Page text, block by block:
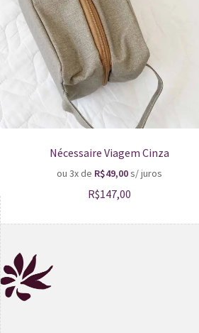
Nécessaire Viagem Cinza
ou 3x de R$49,00s/ juros
R$147,00